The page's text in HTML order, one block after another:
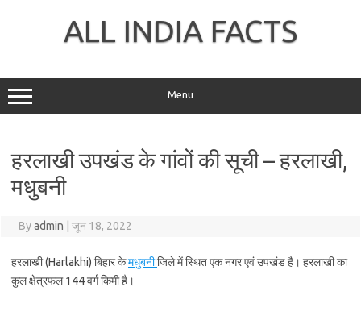
ALL INDIA FACTS
Menu
हरलाखी उपखंड के गांवों की सूची – हरलाखी,
मधुबनी
Byadmin जून 18, 2022
हरलाखी (Harlakhi) बिहार केमधुबनीजिले में स्थित एक नगर एवं उपखंड है। हरलाखी का
कुल क्षेत्रफल 144 वर्ग किमी है।